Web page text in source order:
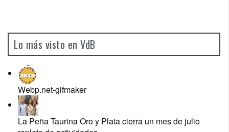
Lo más visto en VdB
Webp.net-gifmaker
La Peña Taurina Oro y Plata cierra un mes de julio